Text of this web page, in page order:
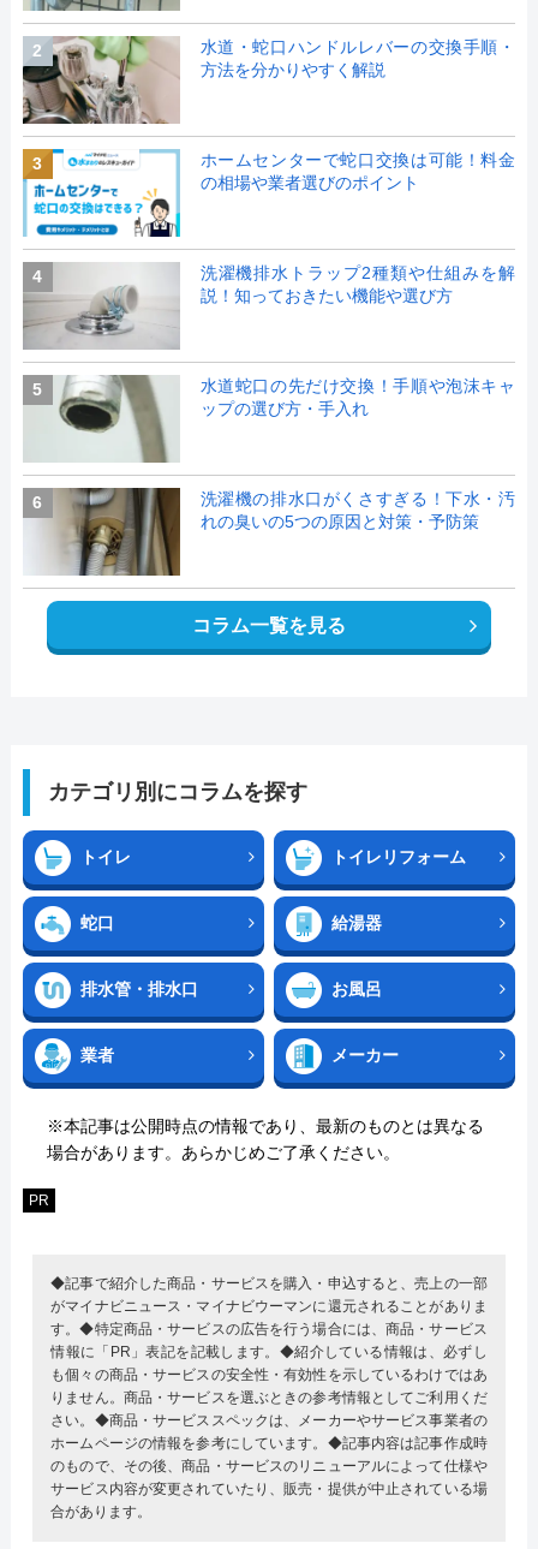
2
水道・蛇口ハンドルレバーの交換手順・
方法を分かりやすく解説
3
ホームセンターで蛇口交換は可能！料金
の相場や業者選びのポイント
4
洗濯機排水トラップ2種類や仕組みを解
説！知っておきたい機能や選び方
5
水道蛇口の先だけ交換！手順や泡沫キャ
ップの選び方・手入れ
6
洗濯機の排水口がくさすぎる！下水・汚
れの臭いの5つの原因と対策・予防策
コラム一覧を見る
カテゴリ別にコラムを探す
トイレ トイレリフォーム
蛇口 給湯器
排水管・排水口 お風呂
業者 メーカー
※本記事は公開時点の情報であり、最新のものとは異なる
場合があります。あらかじめご了承ください。
PR
◆記事で紹介した商品・サービスを購入・申込すると、売上の一部
がマイナビニュース・マイナビウーマンに還元されることがありま
す。◆特定商品・サービスの広告を行う場合には、商品・サービス
情報に「PR」表記を記載します。◆紹介している情報は、必ずし
も個々の商品・サービスの安全性・有効性を示しているわけではあ
りません。商品・サービスを選ぶときの参考情報としてご利用くだ
さい。◆商品・サービススペックは、メーカーやサービス事業者の
ホームページの情報を参考にしています。◆記事内容は記事作成時
のもので、その後、商品・サービスのリニューアルによって仕様や
サービス内容が変更されていたり、販売・提供が中止されている場
合があります。